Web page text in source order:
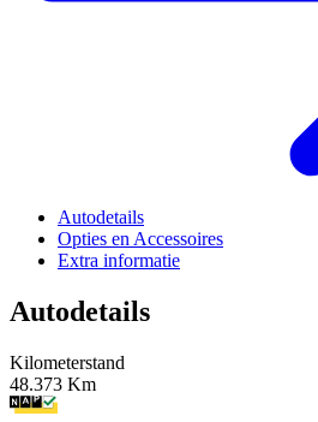
Autodetails
Opties en Accessoires
Extra informatie
Autodetails
Kilometerstand
48.373 Km